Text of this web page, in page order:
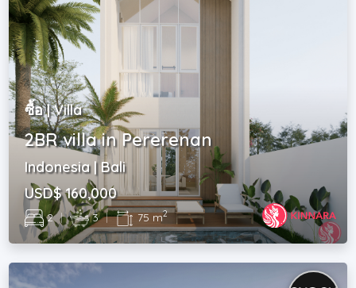
ซื้อ | Villa
2BR villa in Pererenan
Indonesia | Bali
USD$ 160,000
2 | 3 | 75 m2